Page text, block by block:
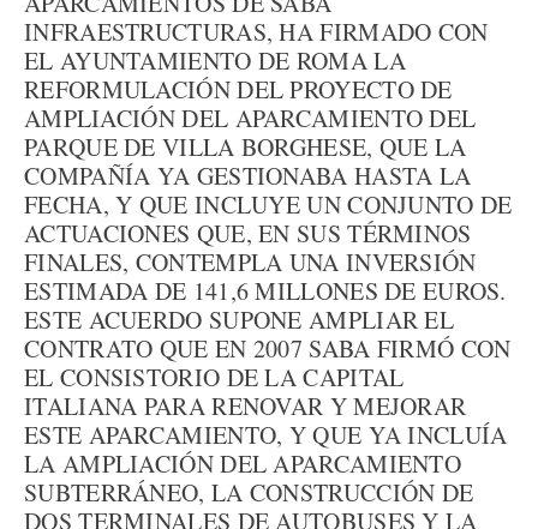
INFRAESTRUCTURAS, HA FIRMADO CON
EL AYUNTAMIENTO DE ROMA LA
REFORMULACIÓN DEL PROYECTO DE
AMPLIACIÓN DEL APARCAMIENTO DEL
PARQUE DE VILLA BORGHESE, QUE LA
COMPAÑÍA YA GESTIONABA HASTA LA
FECHA, Y QUE INCLUYE UN CONJUNTO DE
ACTUACIONES QUE, EN SUS TÉRMINOS
FINALES, CONTEMPLA UNA INVERSIÓN
ESTIMADA DE 141,6 MILLONES DE EUROS.
ESTE ACUERDO SUPONE AMPLIAR EL
CONTRATO QUE EN 2007 SABA FIRMÓ CON
EL CONSISTORIO DE LA CAPITAL
ITALIANA PARA RENOVAR Y MEJORAR
ESTE APARCAMIENTO, Y QUE YA INCLUÍA
LA AMPLIACIÓN DEL APARCAMIENTO
SUBTERRÁNEO, LA CONSTRUCCIÓN DE
DOS TERMINALES DE AUTOBUSES Y LA